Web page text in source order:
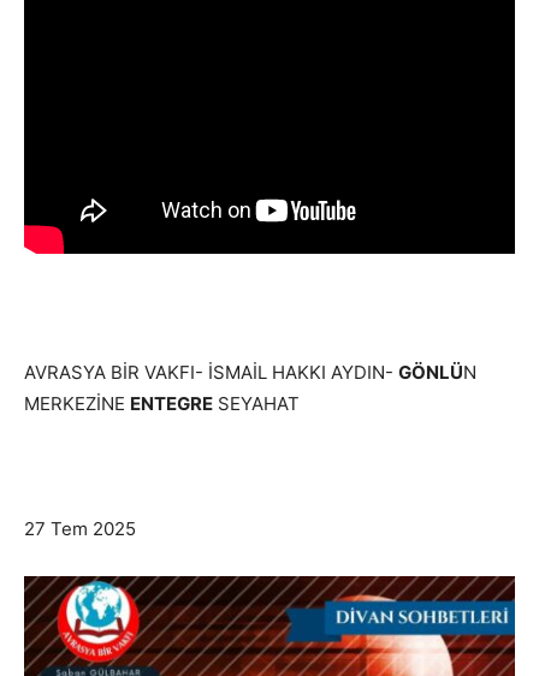
AVRASYA BİR VAKFI- İSMAİL HAKKI AYDIN- GÖNLÜN
MERKEZİNE ENTEGRE SEYAHAT
27 Tem 2025